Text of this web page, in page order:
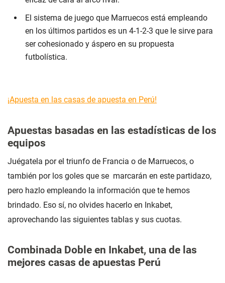
El sistema de juego que Marruecos está empleando
en los últimos partidos es un 4-1-2-3 que le sirve para
ser cohesionado y áspero en su propuesta
futbolística.
¡Apuesta en las casas de apuesta en Perú!
Apuestas basadas en las estadísticas de los
equipos
Juégatela por el triunfo de Francia o de Marruecos, o
también por los goles que se marcarán en este partidazo,
pero hazlo empleando la información que te hemos
brindado. Eso sí, no olvides hacerlo en Inkabet,
aprovechando las siguientes tablas y sus cuotas.
Combinada Doble en Inkabet, una de las
mejores casas de apuestas Perú